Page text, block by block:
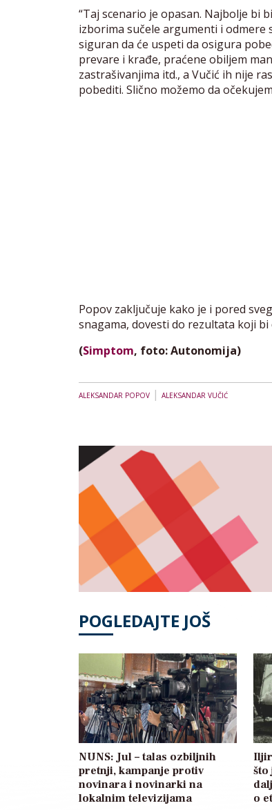
“Taj scenario je opasan. Najbolje bi
izborima sučele argumenti i odmere
siguran da će uspeti da osigura
prevare i krađe, praćene obiljem
zastrašivanjima itd., a Vučić ih nije
pobediti. Slično možemo da
Popov zaključuje kako je i pored
snagama, dovesti do rezultata koji
(Simptom, foto: Autonomija)
ALEKSANDAR POPOV | ALEKSANDAR VUČIĆ
POGLEDAJTE JOŠ
NUNS: Jul – talas ozbiljnih
pretnji, kampanje protiv
novinara i novinarki na
lokalnim televizijama
Iljir
što
o